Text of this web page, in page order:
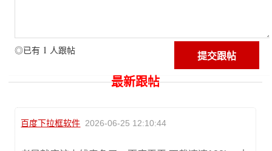
◎已有 1 人跟帖
最新跟帖
百度下拉框软件 2026-06-25 12:10:44